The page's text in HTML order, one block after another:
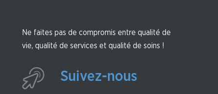
Ne faites pas de compromis entre qualité de
vie, qualité de services et qualité de soins !
Suivez-nous